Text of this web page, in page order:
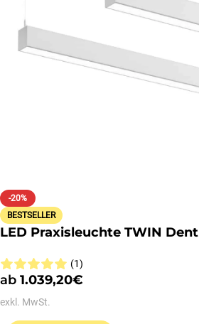
-20%
BESTSELLER
LED Praxisleuchte TWIN Dent
(1)
ab 1.039,20€
exkl. MwSt.